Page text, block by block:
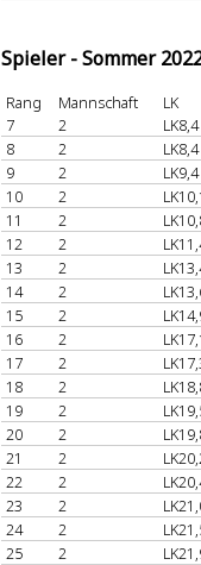
Spieler - Sommer
Rang Mannschaft
LK
7
2
LK8,4
8
2
LK8,4
9
2
LK9,4
10
2
11
2
12
2
13
2
14
2
15
2
16
2
17
2
18
2
19
2
20
2
21
2
22
2
23
2
24
2
25
2